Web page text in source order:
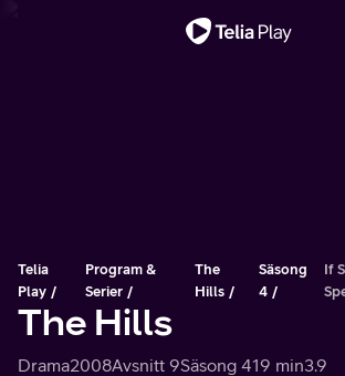
Telia
Play
Program &
Serier
The
Hills
Säsong
4
If
The Hills
Drama2008Avsnitt 9Säsong 419 min3.9